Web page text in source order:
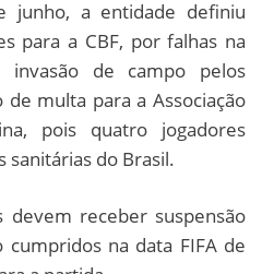
junho, a entidade definiu
para a CBF, por falhas na
invasão de campo pelos
multa para a Associação
pois quatro jogadores
do Brasil.
devem receber suspensão
na data FIFA de